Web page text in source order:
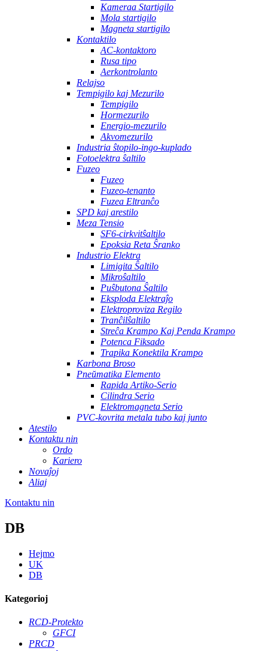
Kameraa Startigilo
Mola startigilo
Magneta startigilo
Kontaktilo
AC-kontaktoro
Rusa tipo
Aerkontrolanto
Relajso
Tempigilo kaj Mezurilo
Tempigilo
Hormezurilo
Energio-mezurilo
Akvomezurilo
Industria ŝtopilo-ingo-kuplado
Fotoelektra ŝaltilo
Fuzeo
Fuzeo
Fuzeo-tenanto
Fuzea Eltranĉo
SPD kaj arestilo
Meza Tensio
SF6-cirkvitŝaltilo
Epoksia Reta Ŝranko
Industrio Elektra
Limigita Ŝaltilo
Mikroŝaltilo
Puŝbutona Ŝaltilo
Eksploda Elektraĵo
Elektroproviza Regilo
Tranĉilŝaltilo
Streĉa Krampo Kaj Penda Krampo
Potenca Fiksado
Trapika Konektila Krampo
Karbona Broso
Pneŭmatika Elemento
Rapida Artiko-Serio
Cilindra Serio
Elektromagneta Serio
PVC-kovrita metala tubo kaj junto
Atestilo
Kontaktu nin
Ordo
Kariero
Novaĵoj
Aliaj
Kontaktu nin
DB
Hejmo
UK
DB
Kategorioj
RCD-Protekto
GFCI
PRCD